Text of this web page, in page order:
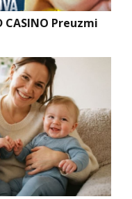
CASINO Preuzmi